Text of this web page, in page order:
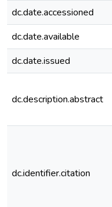
dc.date.accessioned
dc.date.available
dc.date.issued
dc.description.abstract
dc.identifier.citation